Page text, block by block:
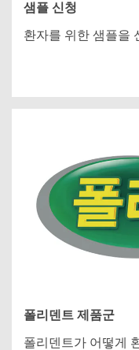
샘플 신청
환자를 위한 샘플을
폴리덴트 제품군
폴리덴트가 어떻게